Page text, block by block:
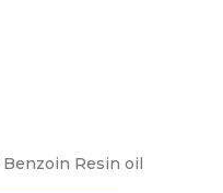
Resin oil